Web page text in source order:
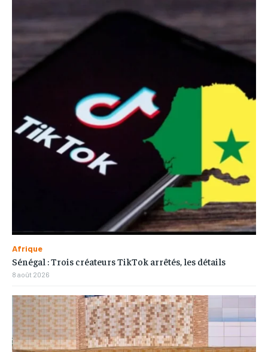
Afrique
Sénégal : Trois créateurs TikTok arrêtés, les détails
8 août 2026